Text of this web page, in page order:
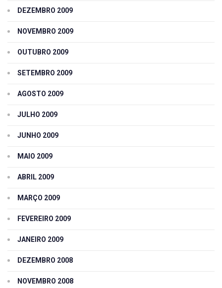
DEZEMBRO 2009
NOVEMBRO 2009
OUTUBRO 2009
SETEMBRO 2009
AGOSTO 2009
JULHO 2009
JUNHO 2009
MAIO 2009
ABRIL 2009
MARÇO 2009
FEVEREIRO 2009
JANEIRO 2009
DEZEMBRO 2008
NOVEMBRO 2008